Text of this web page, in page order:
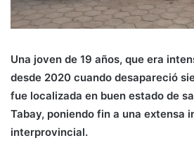
Una joven de 19 años, que era
desde 2020 cuando desapareció
fue localizada en buen estado de
Tabay, poniendo fin a una extensa
interprovincial.